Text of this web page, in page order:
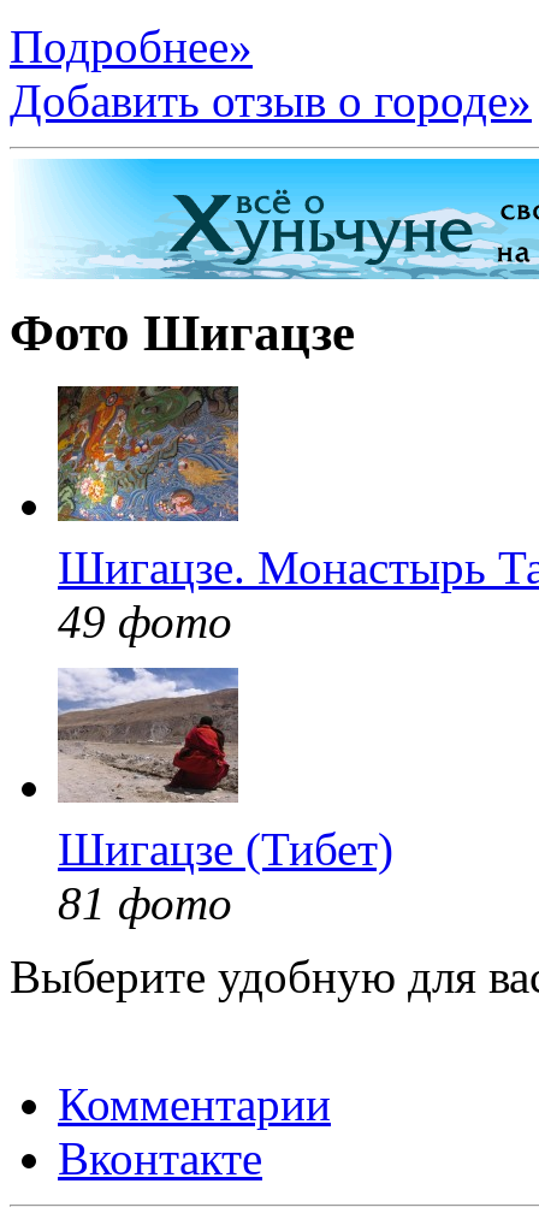
Подробнее»
Добавить отзыв о городе»
Фото Шигацзе
Шигацзе. Монастырь
49 фото
Шигацзе (Тибет)
81 фото
Выберите удобную для
Комментарии
Вконтакте